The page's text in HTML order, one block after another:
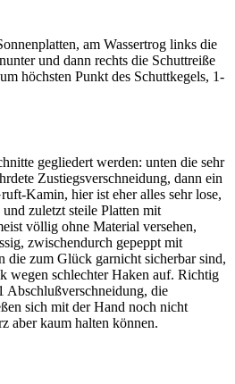
am Wassertrog links die
und dann rechts die Schuttreiße
höchsten Punkt des Schuttkegels, 1-
gegliedert werden: unten die sehr
Zustiegsverschneidung, dann ein
Kamin, hier ist eher alles sehr lose,
zuletzt steile Platten mit
völlig ohne Material versehen,
zwischendurch gepeppt mit
die zum Glück garnicht sicherbar sind,
wegen schlechter Haken auf. Richtig
Abschlußverschneidung, die
sich mit der Hand noch nicht
aber kaum halten können.